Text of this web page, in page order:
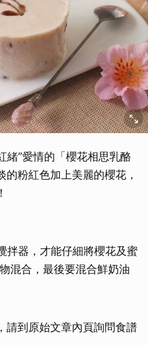
緒”愛情的「櫻花相思乳酪
粉紅色加上美麗的櫻花，
拌器，才能仔細將櫻花及蜜
混合，最後要混合鮮奶油
請到原始文章內頁詢問食譜